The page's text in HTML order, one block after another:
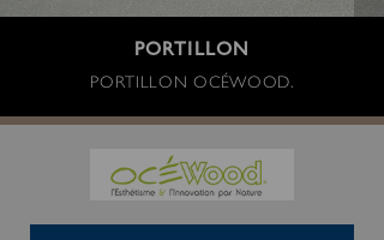
PORTILLON
PORTILLON OCÉWOOD.